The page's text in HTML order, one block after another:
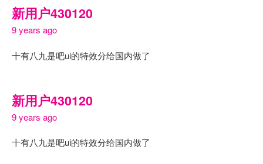
新用户430120
9 years ago
十有八九是吧ui的特效分给国内做了
新用户430120
9 years ago
十有八九是吧ui的特效分给国内做了